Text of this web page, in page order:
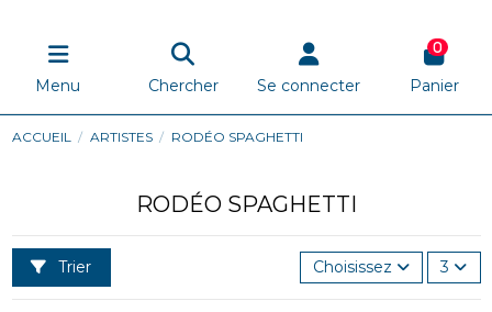
Menu Chercher Se connecter
0
Panier
ACCUEIL ARTISTES RODÉO SPAGHETTI
RODÉO SPAGHETTI
Trier Choisissez 3